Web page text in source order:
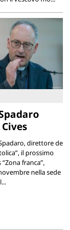
direttore de
il prossimo
franca”,
nella sede